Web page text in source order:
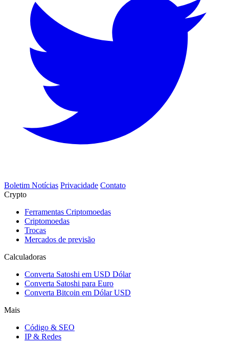
Boletim Notícias Privacidade Contato
Crypto
Ferramentas Criptomoedas
Criptomoedas
Trocas
Mercados de previsão
Calculadoras
Converta Satoshi em USD Dólar
Converta Satoshi para Euro
Converta Bitcoin em Dólar USD
Mais
Código & SEO
IP & Redes